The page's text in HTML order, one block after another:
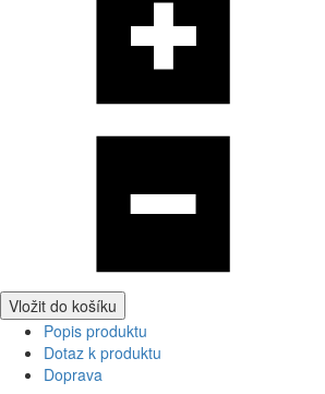
Vložit do košíku
Popis produktu
Dotaz k produktu
Doprava